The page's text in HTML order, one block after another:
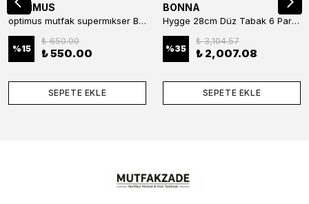
OPTİMUS
optimus mutfak supermıkser Bar Konteyner 6'lı 50×16×9 cm Kapaklı Polikarbon Organizer Bar & Kafe
%15
₺ 650.00
₺ 550.00
SEPETE EKLE
BONNA
Hygge 28cm Düz Tabak 6 Parça
%35
₺ 3,104.57
₺ 2,007.08
SEPETE EKLE